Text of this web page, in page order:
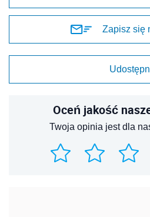
Zapisz się
Oceń jakość
Twoja opinia jest dla